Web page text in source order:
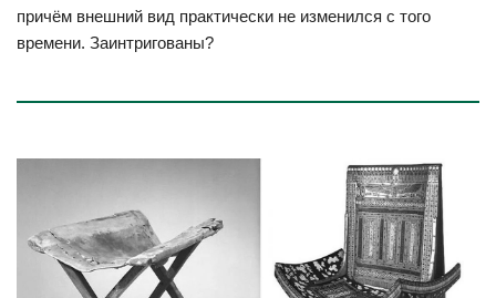
причём внешний вид практически не изменился с того
времени. Заинтригованы?